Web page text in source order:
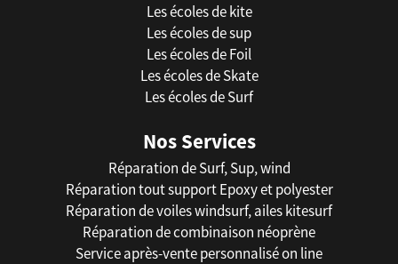
Les écoles de kite
Les écoles de sup
Les écoles de Foil
Les écoles de Skate
Les écoles de Surf
Nos Services
Réparation de Surf, Sup, wind
Réparation tout support Epoxy et polyester
Réparation de voiles windsurf, ailes kitesurf
Réparation de combinaison néoprène
Service après-vente personnalisé on line